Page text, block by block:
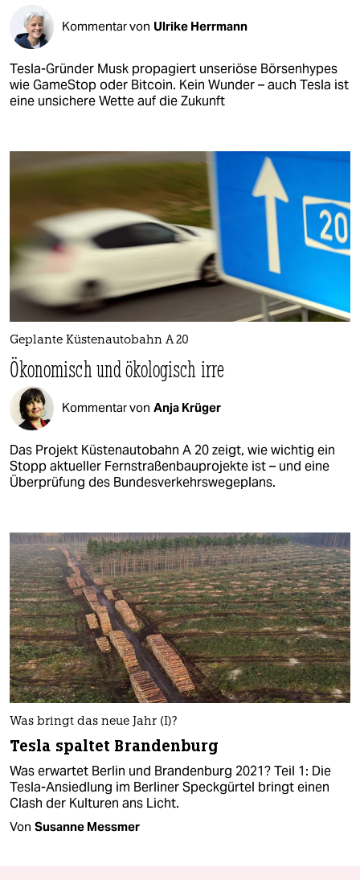
Kommentar von Ulrike Herrmann
Tesla-Gründer Musk propagiert unseriöse Börsenhypes
wie GameStop oder Bitcoin. Kein Wunder – auch Tesla ist
eine unsichere Wette auf die Zukunft
Geplante Küstenautobahn A 20
Ökonomisch und ökologisch irre
Kommentar von Anja Krüger
Das Projekt Küstenautobahn A 20 zeigt, wie wichtig ein
Stopp aktueller Fernstraßenbauprojekte ist – und eine
Überprüfung des Bundesverkehrswegeplans.
Was bringt das neue Jahr (I)?
Tesla spaltet Brandenburg
Was erwartet Berlin und Brandenburg 2021? Teil 1: Die
Tesla-Ansiedlung im Berliner Speckgürtel bringt einen
Clash der Kulturen ans Licht.
Von Susanne Messmer